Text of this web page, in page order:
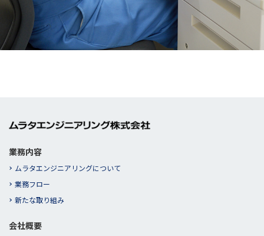
業務内容
ムラタエンジニアリングについて
業務フロー
新たな取り組み
会社概要